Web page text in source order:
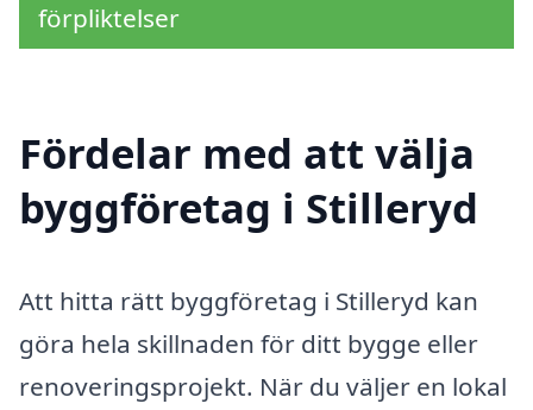
förpliktelser
Fördelar med att välja
byggföretag i Stilleryd
Att hitta rätt byggföretag i Stilleryd kan
göra hela skillnaden för ditt bygge eller
renoveringsprojekt. När du väljer en lokal